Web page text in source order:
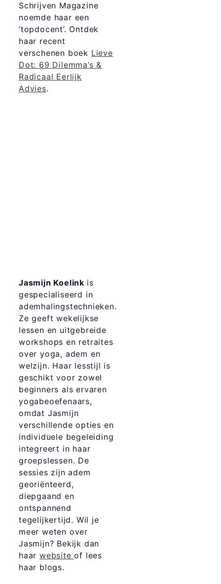
Schrijven Magazine
noemde haar een
’topdocent’. Ontdek
haar recent
verschenen boek Lieve
Dot: 69 Dilemma’s &
Radicaal Eerlijk
Advies.
Jasmijn Koelink is
gespecialiseerd in
ademhalingstechnieken.
Ze geeft wekelijkse
lessen en uitgebreide
workshops en retraites
over yoga, adem en
welzijn. Haar lesstijl is
geschikt voor zowel
beginners als ervaren
yogabeoefenaars,
omdat Jasmijn
verschillende opties en
individuele begeleiding
integreert in haar
groepslessen. De
sessies zijn adem
georiënteerd,
diepgaand en
ontspannend
tegelijkertijd. Wil je
meer weten over
Jasmijn? Bekijk dan
haar websiteof lees
haar blogs.